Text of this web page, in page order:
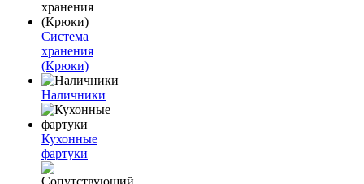
Система
хранения
(Крюки)
Наличники
Кухонные
фартуки